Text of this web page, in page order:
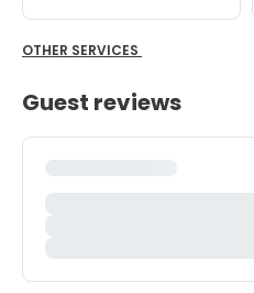
OTHER SERVICES
Guest reviews